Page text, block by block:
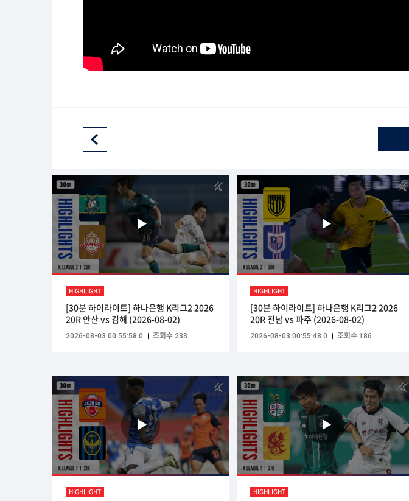
HIGHLIGHT
[30분 하이라이트] 하나은행 K리그2 2026
20R 안산 vs 김해 (2026-08-02)
2026-08-03 00:55:58.0 조회수 233
HIGHLIGHT
[30분 하이라이트] 하나은행 K리그2 2026
20R 전남 vs 파주 (2026-08-02)
2026-08-03 00:55:48.0 조회수 186
HIGHLIGHT HIGHLIGHT